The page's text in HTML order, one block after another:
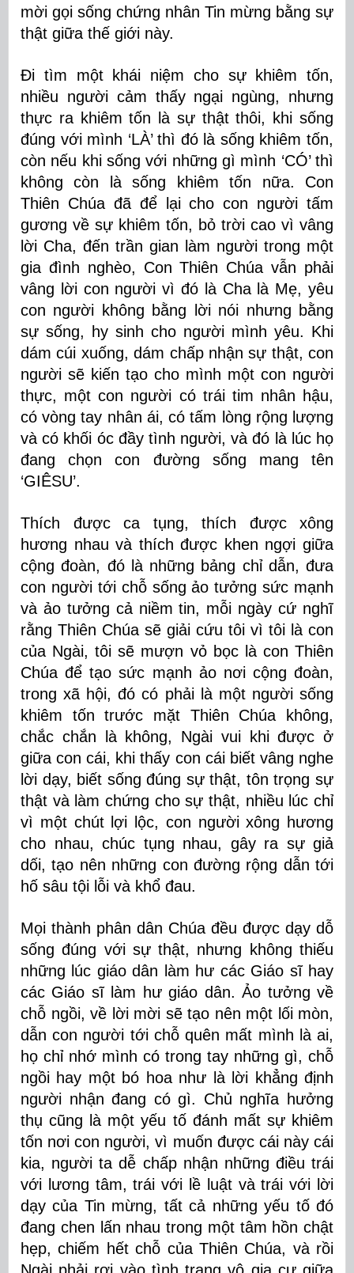
mời gọi sống chứng nhân Tin mừng bằng sự
thật giữa thế giới này.
Đi tìm một khái niệm cho sự khiêm tốn,
nhiều người cảm thấy ngại ngùng, nhưng
thực ra khiêm tốn là sự thật thôi, khi sống
đúng với mình ‘LÀ’ thì đó là sống khiêm tốn,
còn nếu khi sống với những gì mình ‘CÓ’ thì
không còn là sống khiêm tốn nữa. Con
Thiên Chúa đã để lại cho con người tấm
gương về sự khiêm tốn, bỏ trời cao vì vâng
lời Cha, đến trần gian làm người trong một
gia đình nghèo, Con Thiên Chúa vẫn phải
vâng lời con người vì đó là Cha là Mẹ, yêu
con người không bằng lời nói nhưng bằng
sự sống, hy sinh cho người mình yêu. Khi
dám cúi xuống, dám chấp nhận sự thật, con
người sẽ kiến tạo cho mình một con người
thực, một con người có trái tim nhân hậu,
có vòng tay nhân ái, có tấm lòng rộng lượng
và có khối óc đầy tình người, và đó là lúc họ
đang chọn con đường sống mang tên
‘GIÊSU’.
Thích được ca tụng, thích được xông
hương nhau và thích được khen ngợi giữa
cộng đoàn, đó là những bảng chỉ dẫn, đưa
con người tới chỗ sống ảo tưởng sức mạnh
và ảo tưởng cả niềm tin, mỗi ngày cứ nghĩ
rằng Thiên Chúa sẽ giải cứu tôi vì tôi là con
của Ngài, tôi sẽ mượn vỏ bọc là con Thiên
Chúa để tạo sức mạnh ảo nơi cộng đoàn,
trong xã hội, đó có phải là một người sống
khiêm tốn trước mặt Thiên Chúa không,
chắc chắn là không, Ngài vui khi được ở
giữa con cái, khi thấy con cái biết vâng nghe
lời dạy, biết sống đúng sự thật, tôn trọng sự
thật và làm chứng cho sự thật, nhiều lúc chỉ
vì một chút lợi lộc, con người xông hương
cho nhau, chúc tụng nhau, gây ra sự giả
dối, tạo nên những con đường rộng dẫn tới
hố sâu tội lỗi và khổ đau.
Mọi thành phân dân Chúa đều được dạy dỗ
sống đúng với sự thật, nhưng không thiếu
những lúc giáo dân làm hư các Giáo sĩ hay
các Giáo sĩ làm hư giáo dân. Ảo tưởng về
chỗ ngồi, về lời mời sẽ tạo nên một lối mòn,
dẫn con người tới chỗ quên mất mình là ai,
họ chỉ nhớ mình có trong tay những gì, chỗ
ngồi hay một bó hoa như là lời khẳng định
người nhận đang có gì. Chủ nghĩa hưởng
thụ cũng là một yếu tố đánh mất sự khiêm
tốn nơi con người, vì muốn được cái này cái
kia, người ta dễ chấp nhận những điều trái
với lương tâm, trái với lề luật và trái với lời
dạy của Tin mừng, tất cả những yếu tố đó
đang chen lấn nhau trong một tâm hồn chật
hẹp, chiếm hết chỗ của Thiên Chúa, và rồi